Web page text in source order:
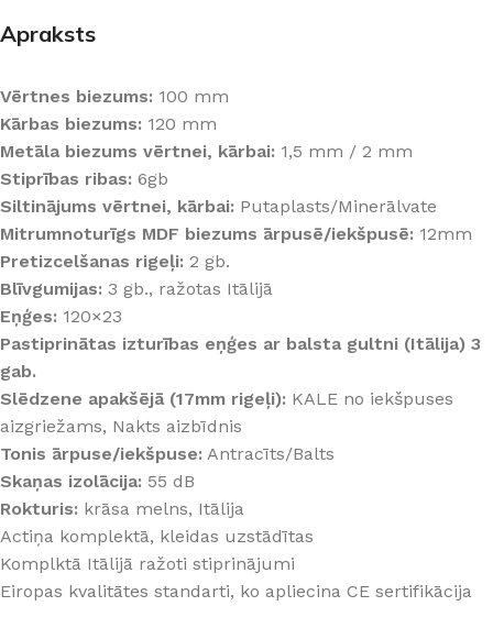
Apraksts
Vērtnes biezums: 100 mm
Kārbas biezums: 120 mm
Metāla biezums vērtnei, kārbai: 1,5 mm / 2 mm
Stiprības ribas: 6gb
Siltinājums vērtnei, kārbai: Putaplasts/Minerālvate
Mitrumnoturīgs MDF biezums ārpusē/iekšpusē: 12mm
Pretizcelšanas rigeļi: 2 gb.
Blīvgumijas: 3 gb., ražotas Itālijā
Eņģes: 120×23
Pastiprinātas izturības eņģes ar balsta gultni (Itālija) 3
gab.
Slēdzene apakšējā (17mm rigeļi): KALE no iekšpuses
aizgriežams, Nakts aizbīdnis
Tonis ārpuse/iekšpuse: Antracīts/Balts
Skaņas izolācija: 55 dB
Rokturis: krāsa melns, Itālija
Actiņa komplektā, kleidas uzstādītas
Komplktā Itālijā ražoti stiprinājumi
Eiropas kvalitātes standarti, ko apliecina CE sertifikācija